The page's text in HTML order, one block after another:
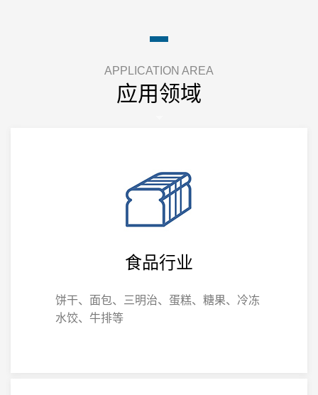
APPLICATION AREA
应用领域
食品行业
饼干、面包、三明治、蛋糕、糖果、冷冻
水饺、牛排等